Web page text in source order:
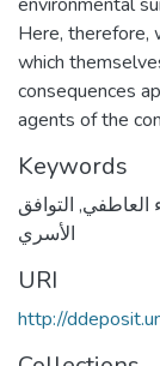
Here, therefore,
which
consequences
agents of the
Keywords
العاطفي, التوافق
الأسري
URI
http://